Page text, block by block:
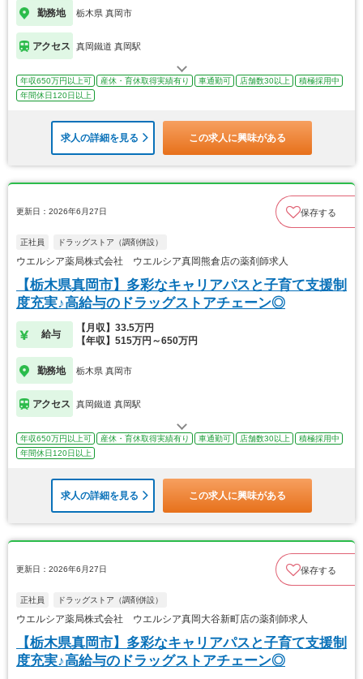
勤務地 栃木県 真岡市
アクセス 真岡鐵道 真岡駅
年収650万円以上可 産休・育休取得実績有り 車通勤可 店舗数30以上
積極採用中
年間休日120日以上
求人の詳細を見る この求人に興味がある
更新日：2026年6月27日 保存する
正社員 ドラッグストア（調剤併設）
ウエルシア薬局株式会社 ウエルシア真岡熊倉店の薬剤師求人
【栃木県真岡市】多彩なキャリアパスと子育て支援制
度充実♪高給与のドラッグストアチェーン◎
給与
【月収】33.5万円
【年収】515万円～650万円
勤務地 栃木県 真岡市
アクセス 真岡鐵道 真岡駅
年収650万円以上可 産休・育休取得実績有り 車通勤可 店舗数30以上
積極採用中
年間休日120日以上
求人の詳細を見る この求人に興味がある
更新日：2026年6月27日 保存する
正社員 ドラッグストア（調剤併設）
ウエルシア薬局株式会社 ウエルシア真岡大谷新町店の薬剤師求人
【栃木県真岡市】多彩なキャリアパスと子育て支援制
度充実♪高給与のドラッグストアチェーン◎